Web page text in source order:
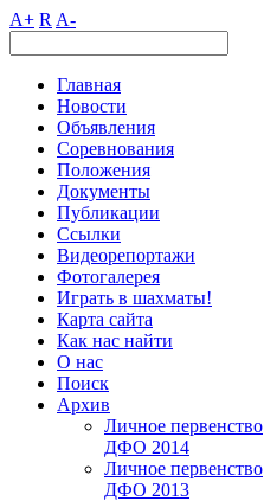
A+ R A-
Главная
Новости
Объявления
Соревнования
Положения
Документы
Публикации
Ссылки
Видеорепортажи
Фотогалерея
Играть в шахматы!
Карта сайта
Как нас найти
О нас
Поиск
Архив
Личное первенство
ДФО 2014
Личное первенство
ДФО 2013